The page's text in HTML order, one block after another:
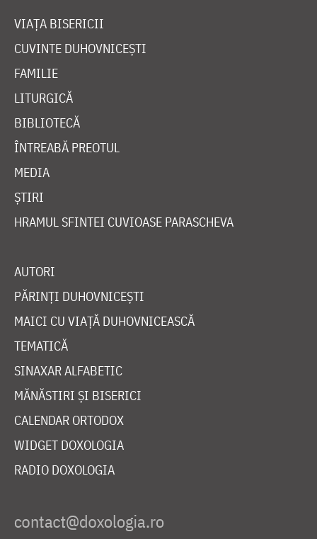
VIAȚA BISERICII
CUVINTE DUHOVNICEȘTI
FAMILIE
LITURGICĂ
BIBLIOTECĂ
ÎNTREABĂ PREOTUL
MEDIA
ȘTIRI
HRAMUL SFINTEI CUVIOASE PARASCHEVA
AUTORI
PĂRINȚI DUHOVNICEȘTI
MAICI CU VIAȚĂ DUHOVNICEASCĂ
TEMATICĂ
SINAXAR ALFABETIC
MĂNĂSTIRI ȘI BISERICI
CALENDAR ORTODOX
WIDGET DOXOLOGIA
RADIO DOXOLOGIA